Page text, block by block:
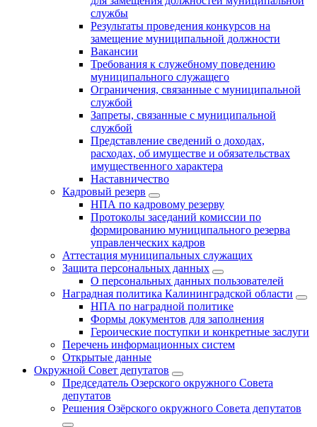
службы
Результаты проведения конкурсов на
замещение муниципальной должности
Вакансии
Требования к служебному поведению
муниципального служащего
Ограничения, связанные с муниципальной
службой
Запреты, связанные с муниципальной
службой
Представление сведений о доходах,
расходах, об имуществе и обязательствах
имущественного характера
Наставничество
Кадровый резерв
НПА по кадровому резерву
Протоколы заседаний комиссии по
формированию муниципального резерва
управленческих кадров
Аттестация муниципальных служащих
Защита персональных данных
О персональных данных пользователей
Наградная политика Калининградской области
НПА по наградной политике
Формы документов для заполнения
Героические поступки и конкретные заслуги
Перечень информационных систем
Открытые данные
Окружной Совет депутатов
Председатель Озерского окружного Совета
депутатов
Решения Озёрского окружного Совета депутатов